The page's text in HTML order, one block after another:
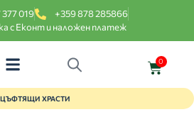
019
+359 878 285866
с Еконт и наложен платеж
0
ЦЪФТЯЩИ ХРАСТИ